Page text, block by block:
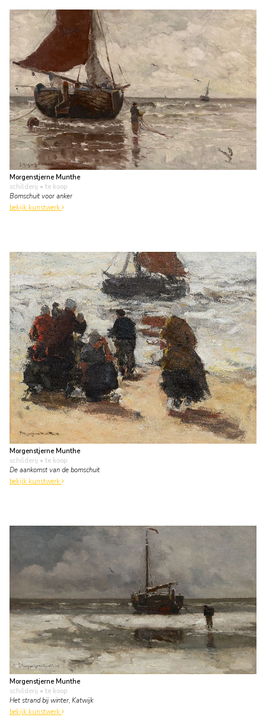
Morgenstjerne Munthe
schilderij • te koop
Bomschuit voor anker
bekijk kunstwerk
Morgenstjerne Munthe
schilderij • te koop
De aankomst van de bomschuit
bekijk kunstwerk
Morgenstjerne Munthe
schilderij • te koop
Het strand bij winter, Katwijk
bekijk kunstwerk